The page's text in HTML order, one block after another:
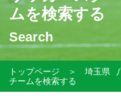
ムを検索する
Search
トップページ ＞ 埼玉県
チームを検索する